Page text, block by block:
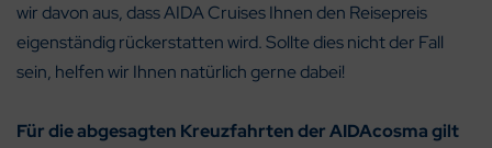
wir davon aus, dass AIDA Cruises Ihnen den Reisepreis
eigenständig rückerstatten wird. Sollte dies nicht der Fall
sein, helfen wir Ihnen natürlich gerne dabei!
Für die abgesagten Kreuzfahrten der AIDAcosma gilt